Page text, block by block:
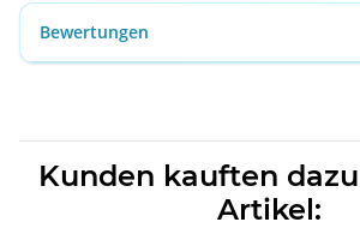
Bewertungen
Kunden kauften
Artikel: